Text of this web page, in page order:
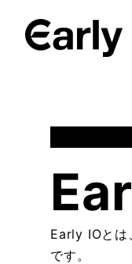
Early IOとは
です。